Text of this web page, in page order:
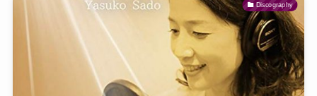
Discography